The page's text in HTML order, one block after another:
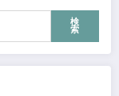
検
索